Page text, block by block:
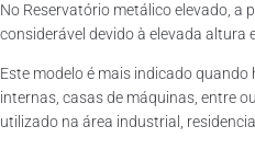
No Reservatório metálico elevado, a
considerável devido à elevada altura
Este modelo é mais indicado
internas, casas de máquinas, entre
utilizado na área industrial,